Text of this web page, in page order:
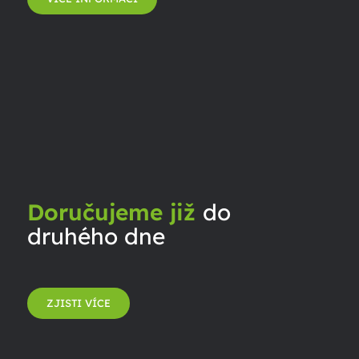
Doručujeme již do
druhého dne
ZJISTI VÍCE